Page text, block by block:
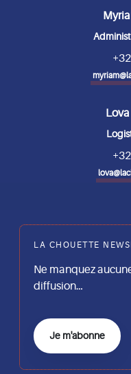
LA CHOUETTE
Ne manquez
diffusion…
Je m'abonne